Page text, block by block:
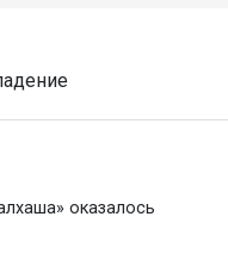
оказалось